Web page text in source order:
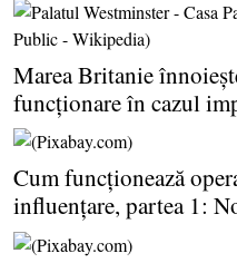
Marea Britanie
funcţionare în cazul
Cum funcţionează
influenţare, partea 1: